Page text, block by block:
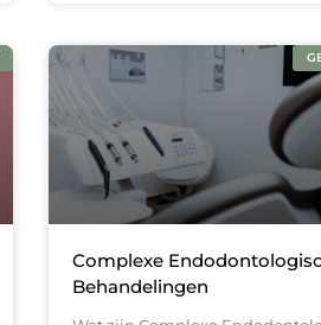
Complexe
Behandelingen